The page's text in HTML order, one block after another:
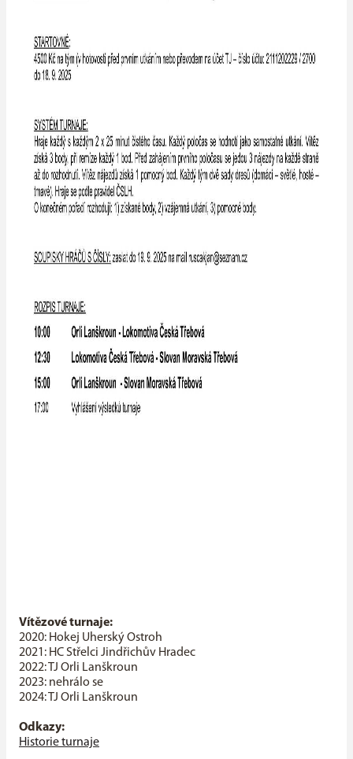
Vítězové turnaje:
2020: Hokej Uherský Ostroh
2021: HC Střelci Jindřichův Hradec
2022: TJ Orli Lanškroun
2023: nehrálo se
2024: TJ Orli Lanškroun
Odkazy:
Historie turnaje